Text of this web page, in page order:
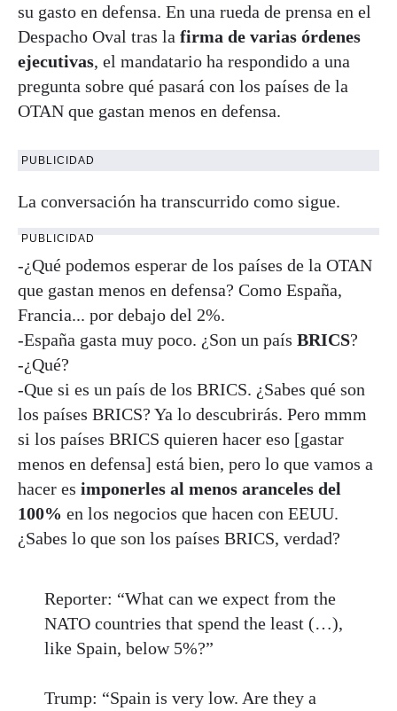
su gasto en defensa. En una rueda de prensa en el
Despacho Oval tras la firma de varias órdenes
ejecutivas, el mandatario ha respondido a una
pregunta sobre qué pasará con los países de la
OTAN que gastan menos en defensa.
PUBLICIDAD
La conversación ha transcurrido como sigue.
PUBLICIDAD
-¿Qué podemos esperar de los países de la OTAN
que gastan menos en defensa? Como España,
Francia... por debajo del 2%.
-España gasta muy poco. ¿Son un país BRICS?
-¿Qué?
-Que si es un país de los BRICS. ¿Sabes qué son
los países BRICS? Ya lo descubrirás. Pero mmm
si los países BRICS quieren hacer eso [gastar
menos en defensa] está bien, pero lo que vamos a
hacer es imponerles al menos aranceles del
100% en los negocios que hacen con EEUU.
¿Sabes lo que son los países BRICS, verdad?
Reporter: “What can we expect from the
NATO countries that spend the least (…),
like Spain, below 5%?”
Trump: “Spain is very low. Are they a